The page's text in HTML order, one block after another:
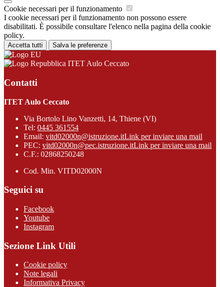
Cookie necessari per il funzionamento
I cookie necessari per il funzionamento non possono essere
disabilitati. È possibile consultare l'elenco nella pagina della cookie
policy.
Accetta tutti Salva le preferenze
ITET Aulo Ceccato
Contatti
ITET Aulo Ceccato
Via Bortolo Lino Vanzetti, 14, Thiene (VI)
Tel: 0445 361554
Email: vitd02000n@istruzione.itLink per inviare una mail
PEC: vitd02000n@pec.istruzione.itLink per inviare una mail
C.F.: 02868250248
Cod. Min. VITD02000N
Seguici su
Facebook
Youtube
Instagram
Sezione Link Utili
Cookie policy
Note legali
Informativa Privacy